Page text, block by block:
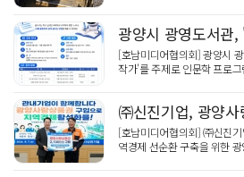
[호남미디어협의회] 광양시
작가'를 주제로 인문학 프로
[호남미디어협의회] ㈜신진
역경제 선순환 구축을 위한